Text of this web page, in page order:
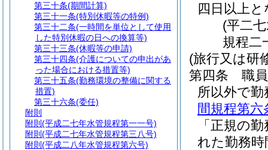
四日以上
(平二
規程二
(旅行又は研
第四条
職
所以外で
間規程第六
「正規の
れた勤務
第三十条(期間計算)
第三十一条(特別休暇等の特例)
第三十二条(一時間を単位として使用
した特別休暇の日への換算等)
第三十三条(休暇等の申請)
第三十四条(介護についての申出があ
った場合における措置等)
第三十五条(勤務環境の整備に関する
措置)
第三十六条(委任)
附則
附則 (平成二七年水管規程第一一号)
附則 (平成二七年水管規程第三八号)
附則 (平成二八年水管規程第六号)